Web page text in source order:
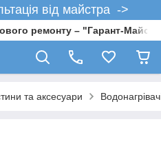
від майстра ->
ремонту – "Гарант-
та аксесуари